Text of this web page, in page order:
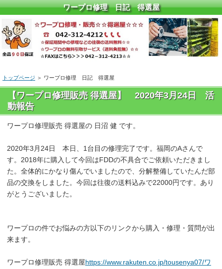
ワープロ修理 日記 得選屋
トップページ ＞ ワープロ修理 日記 得選屋
【ワープロ修理販売 得選屋】 2020年3月24日 活
動報告
ワープロ修理販売 得選屋の 日沼 健 です。
2020年3月24日 本日、1台目の修理完了です。福岡のAさんで
す。2018年に購入して今回はFDDの不具合でご依頼いただきまし
た。全体的にかなり傷んでいましたので、分解整備していたんだ部
品の交換をしました。今回は往復の送料込みで22000円です。あり
がとうございました。
ワープロの件でお悩みの方以下のリンクから購入・修理・質問が出
来ます。
ワープロ修理販売 得選屋https://www.rakuten.co.jp/tousenya07/ワ